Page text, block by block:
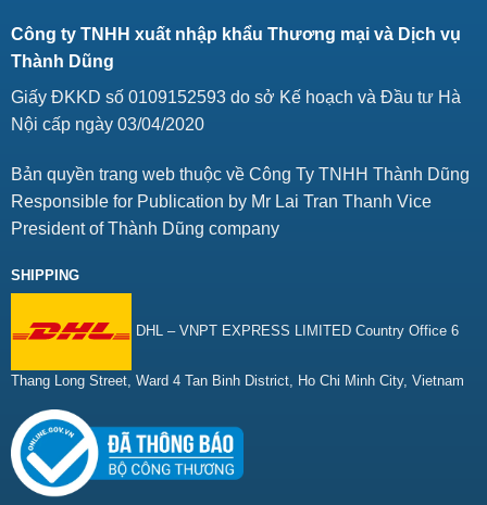
Công ty TNHH xuất nhập khẩu Thương mại và Dịch vụ
Thành Dũng
Giấy ĐKKD số 0109152593 do sở Kế hoạch và Đầu tư Hà
Nội cấp ngày 03/04/2020
Bản quyền trang web thuộc về Công Ty TNHH Thành Dũng
Responsible for Publication by Mr Lai Tran Thanh Vice
President of Thành Dũng company
SHIPPING
DHL – VNPT EXPRESS LIMITED Country Office 6
Thang Long Street, Ward 4 Tan Binh District, Ho Chi Minh City, Vietnam